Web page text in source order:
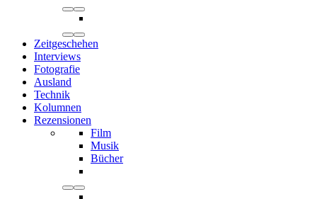
Zeitgeschehen
Interviews
Fotografie
Ausland
Technik
Kolumnen
Rezensionen
Film
Musik
Bücher